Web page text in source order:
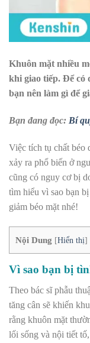
Khuôn mặt nhiều
khi giao tiếp. Để có
bạn nên làm gì để
Bạn đang đọc: Bí
Việc tích tụ chất béo
xảy ra phổ biến ở
cũng có nguy cơ bị
tìm hiểu vì sao bạn
giảm béo mặt nhé!
Nội Dung [Hiển thị]
Vì sao bạn bị
Theo bác sĩ phẫu
tăng cân sẽ khiến
rằng khuôn mặt
lối sống và nội tiết